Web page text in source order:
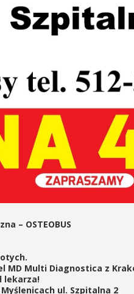
– OSTEOBUS
MD Multi Diagnostica z
lekarza!
ul. Szpitalna 2
MAJ
XXVII